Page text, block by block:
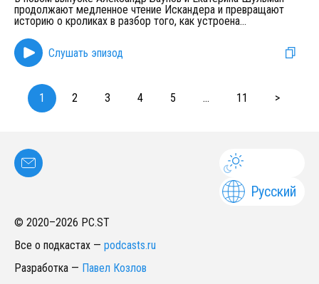
продолжают медленное чтение Искандера и превращают
историю о кроликах в разбор того, как устроена...
Слушать эпизод
1 2 3 4 5 ... 11 >
Русский
© 2020–2026 PC.ST
Все о подкастах — podcasts.ru
Разработка — Павел Козлов